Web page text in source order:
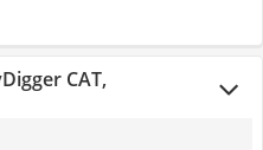
CAT,